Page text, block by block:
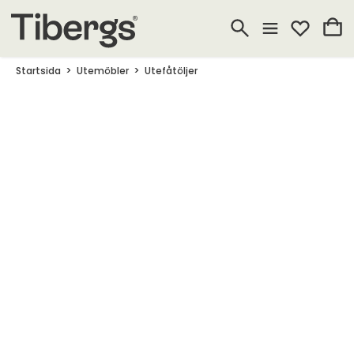
Startsida Utemöbler Utefåtöljer